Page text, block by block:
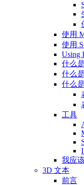
使用
使用
Using
什么
什么
什么
工具
我应
3D 文本
前言